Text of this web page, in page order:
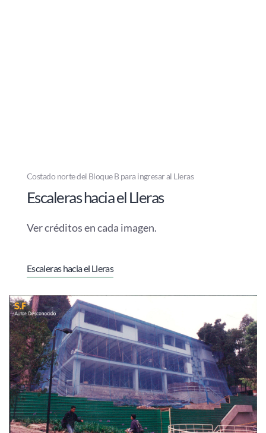
Costado norte del Bloque B para ingresar al Lleras
Escaleras hacia el Lleras
Ver créditos en cada imagen.
Escaleras hacia el Lleras